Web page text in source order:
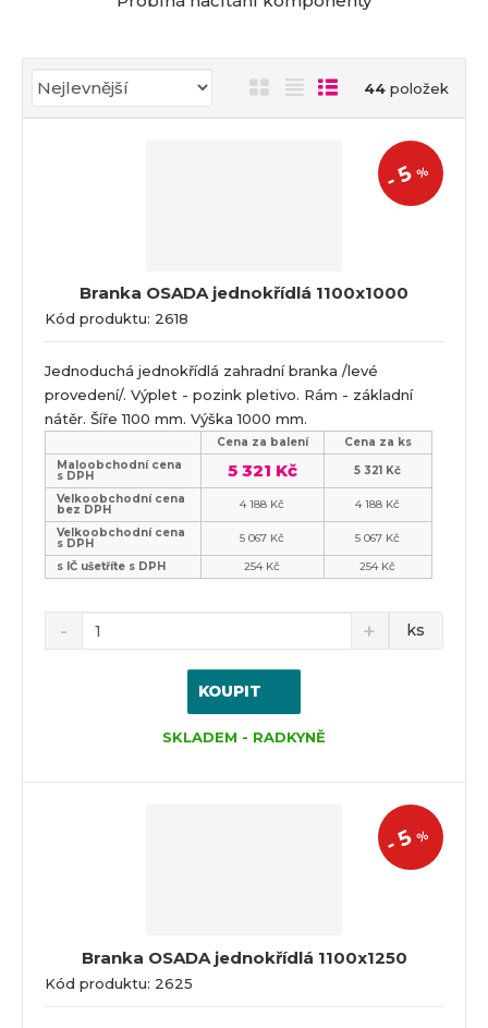
ý
i
s
ý
s
ý
s
44 položek
Branka OSADA jednokřídlá 1100x1000
Kód produktu: 2618
-
5%
Jednoduchá jednokřídlá zahradní branka /levé
provedení/. Výplet - pozink pletivo. Rám - základní
nátěr. Šíře 1100 mm. Výška 1000 mm.
Cena za balení
Cena za ks
Maloobchodní cena
s DPH 5 321 Kč
5 321 Kč
Velkoobchodní cena
bez DPH 4 188 Kč
4 188 Kč
Velkoobchodní cena
s DPH 5 067 Kč
5 067 Kč
s IČ ušetříte s DPH
254 Kč 254 Kč
ks
KOUPIT
SKLADEM - RADKYNĚ
Branka OSADA jednokřídlá 1100x1250
Kód produktu: 2625
-5%